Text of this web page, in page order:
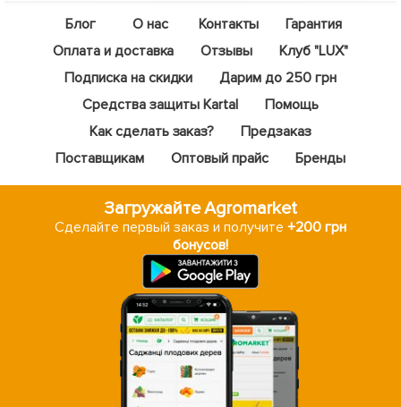
Блог О нас Контакты
Гарантия
Оплата и доставка
Отзывы
Клуб "LUX"
Подписка на скидки
Дарим до 250 грн
Средства защиты Kartal
Помощь
Как сделать заказ?
Предзаказ
Поставщикам
Оптовый прайс Бренды
Загружайте Agromarket
Сделайте первый заказ и получите +200 грн
бонусов!